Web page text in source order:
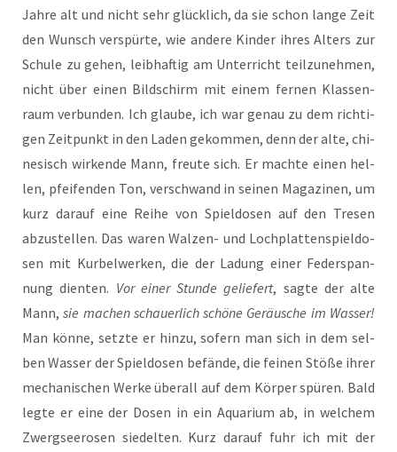
Jah­re alt und nicht sehr glück­lich, da sie schon lan­ge Zeit
den Wunsch ver­spür­te, wie ande­re Kin­der ihres Alters zur
Schu­le zu gehen, leib­haf­tig am Unter­richt teil­zu­neh­men,
nicht über einen Bild­schirm mit einem fer­nen Klas­sen­
raum ver­bun­den. Ich glau­be, ich war genau zu dem rich­ti­
gen Zeit­punkt in den Laden gekom­men, denn der alte, chi­
ne­sisch wir­ken­de Mann, freu­te sich. Er mach­te einen hel­
len, pfei­fen­den Ton, ver­schwand in sei­nen Maga­zi­nen, um
kurz dar­auf eine Rei­he von Spiel­do­sen auf den Tre­sen
abzu­stel­len. Das waren Wal­zen- und Loch­plat­ten­spiel­do­
sen mit Kur­bel­wer­ken, die der Ladung einer Feder­span­
nung dien­ten. Vor einer Stun­de gelie­fert, sag­te der alte
Mann,sie machen schau­er­lich schö­ne Geräu­sche im Was­ser!
Man kön­ne, setz­te er hin­zu, sofern man sich in dem sel­
ben Was­ser der Spiel­do­sen befän­de, die fei­nen Stö­ße ihrer
mecha­ni­schen Wer­ke über­all auf dem Kör­per spü­ren. Bald
leg­te er eine der Dosen in ein Aqua­ri­um ab, in wel­chem
Zwerg­see­ro­sen sie­del­ten. Kurz dar­auf fuhr ich mit der